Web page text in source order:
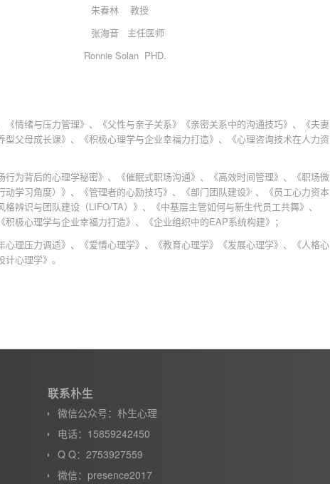
诊断 朱春林 教授
术 张海音 主任医师
展 Ronnie Solan PHD.
《情绪与压力管理》、《父性与亲子关系》《亲密关系中的沟通技巧》、《夫妻
父母成长课》、《积极心理学与企业幸福力打造》、《心理咨询技术在人力资
行为背后的心理学秘密》、《催眠式职场沟通》、《高效时间管理》、《职场微
学习角度）》、《管理者的心励技巧》、《部门团队建设》、《员工心力资本
辨识与团队建设（LIFO/TA）》、《中基层主管如何与新生代员工共舞》、
极心理学与企业幸福力打造》、《企业组织中的EAP系统构建》；
心理压力调适》、《爱情心理学》、《教育心理学》《发展心理学》、《人格心
心理学》。
联系朴生
微信公众号：朴生心理
电话：15859242450
Q Q：2753927559
微信：presence2017